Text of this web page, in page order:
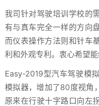
我司针对驾驶培训学校的
有与真车完全一样的方向
而仪表操作方法则和针车
利和外观专利。衷心希望
Easy-2019型汽车驾驶模
模拟器，增加了80度视角
原来在行驶十字路口向左